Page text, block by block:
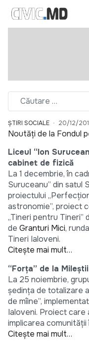
ȘTIRI SOCIALE 20/12/
Noutăţi de la Fondul
Liceul “Ion
cabinet de fizică
La 1 decembrie, în
Suruceanu” din satul
proiectului
astronomie”, proiect
„Tineri pentru Tineri”
de Granturi Mici,
Tineri Ialoveni.
Citeşte mai mult…
“Forţa” de la
La 25 noiembrie,
şedinţa de totalizare
de mîine”,
Ialoveni. Proiect care
implicarea comunităţii
Citeşte mai mult…